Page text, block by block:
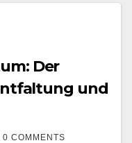
Der
und
0 COMMENTS